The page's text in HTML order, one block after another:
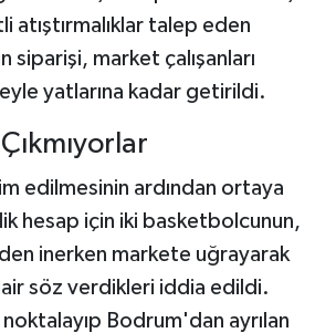
atıştırmalıklar talep eden
siparişi, market çalışanları
yatlarına kadar getirildi.
edilmesinin ardından ortaya
hesap için iki basketbolcunun,
inerken markete uğrayarak
söz verdikleri iddia edildi.
Bodrum'dan ayrılan